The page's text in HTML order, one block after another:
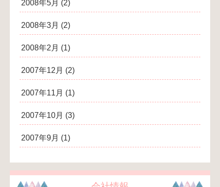
2008年5月 (2)
2008年3月 (2)
2008年2月 (1)
2007年12月 (2)
2007年11月 (1)
2007年10月 (3)
2007年9月 (1)